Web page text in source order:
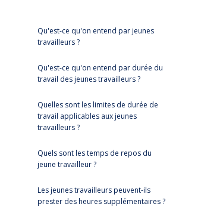
Qu'est-ce qu'on entend par jeunes
travailleurs ?
Qu'est-ce qu'on entend par durée du
travail des jeunes travailleurs ?
Quelles sont les limites de durée de
travail applicables aux jeunes
travailleurs ?
Quels sont les temps de repos du
jeune travailleur ?
Les jeunes travailleurs peuvent-ils
prester des heures supplémentaires ?